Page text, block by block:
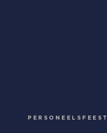
PERSONEELSFEEST